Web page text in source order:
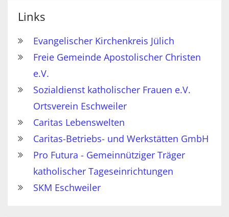
Links
Evangelischer Kirchenkreis Jülich
Freie Gemeinde Apostolischer Christen
e.V.
Sozialdienst katholischer Frauen e.V.
Ortsverein Eschweiler
Caritas Lebenswelten
Caritas-Betriebs- und Werkstätten GmbH
Pro Futura - Gemeinnütziger Träger
katholischer Tageseinrichtungen
SKM Eschweiler